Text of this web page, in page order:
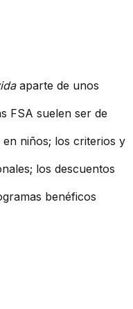
aparte de unos
FSA suelen ser de
niños; los criterios y
los descuentos
benéficos